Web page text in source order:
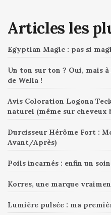
Articles les
Egyptian Magic : pas si
Un ton sur ton ? Oui, mais
de Wella !
Avis Coloration Logona
naturel (même sur cheveux
Durcisseur Hérôme Fort :
Avant/Après)
Poils incarnés : enfin un
Korres, une marque
Lumière pulsée : ma